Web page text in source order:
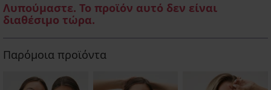
Λυπούμαστε. Το προϊόν αυτό δεν είναι
διαθέσιμο τώρα.
Παρόμοια προϊόντα